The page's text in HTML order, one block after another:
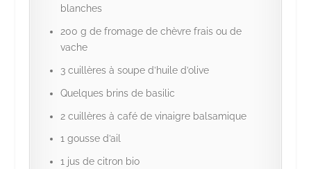
blanches
200 g de fromage de chèvre frais ou de
vache
3 cuillères à soupe d’huile d’olive
Quelques brins de basilic
2 cuillères à café de vinaigre balsamique
1 gousse d’ail
1 jus de citron bio